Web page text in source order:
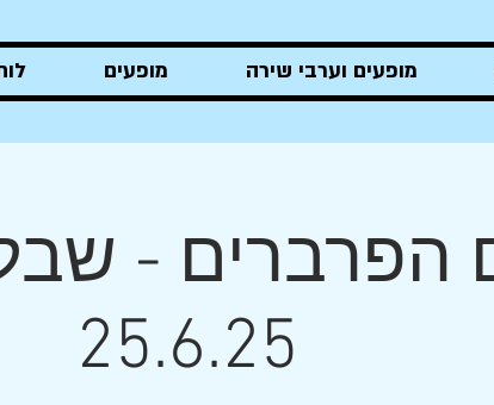
מופעים וערבי שירה מופעים
הפרברים -
25.6.25